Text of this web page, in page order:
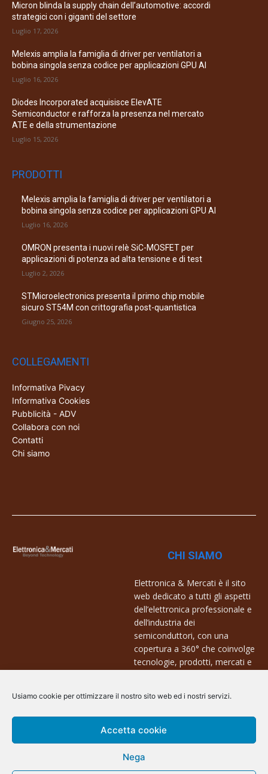
Usiamo cookie per ottimizzare il nostro sito web ed i nostri servizi.
Accetta cookie
Nega
Micron blinda la supply chain dell’automotive: accordi
strategici con i giganti del settore
Luglio 17, 2026
Melexis amplia la famiglia di driver per ventilatori a
bobina singola senza codice per applicazioni GPU AI
Luglio 16, 2026
Diodes Incorporated acquisisce ElevATE
Semiconductor e rafforza la presenza nel mercato
ATE e della strumentazione
Luglio 15, 2026
PRODOTTI
Melexis amplia la famiglia di driver per ventilatori a
bobina singola senza codice per applicazioni GPU AI
Luglio 16, 2026
OMRON presenta i nuovi relè SiC-MOSFET per
applicazioni di potenza ad alta tensione e di test
Luglio 2, 2026
STMicroelectronics presenta il primo chip mobile
sicuro ST54M con crittografia post-quantistica
Giugno 25, 2026
COLLEGAMENTI
Informativa Pivacy
Informativa Cookies
Pubblicità - ADV
Collabora con noi
Contatti
Chi siamo
CHI SIAMO
Elettronica & Mercati è il sito
web dedicato a tutti gli aspetti
dell’elettronica professionale e
dell’industria dei
semiconduttori, con una
copertura a 360° che coinvolge
tecnologie, prodotti, mercati e
Contatti:
info@arscommunication.it